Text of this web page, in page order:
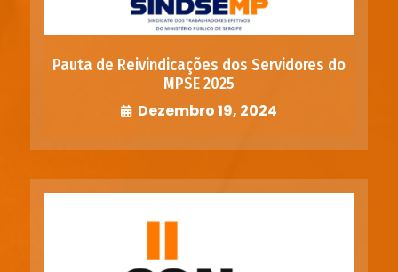
Pauta de Reivindicações dos Servidores do
MPSE 2025
Dezembro 19, 2024